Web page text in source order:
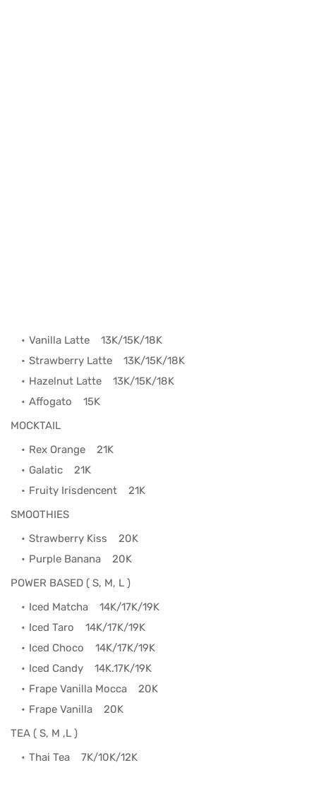
Vanilla Latte 13K/15K/18K
Strawberry Latte 13K/15K/18K
Hazelnut Latte 13K/15K/18K
Affogato 15K
MOCKTAIL
Rex Orange 21K
Galatic 21K
Fruity Irisdencent 21K
SMOOTHIES
Strawberry Kiss 20K
Purple Banana 20K
POWER BASED ( S, M, L )
Iced Matcha 14K/17K/19K
Iced Taro 14K/17K/19K
Iced Choco 14K/17K/19K
Iced Candy 14K.17K/19K
Frape Vanilla Mocca 20K
Frape Vanilla 20K
TEA ( S, M ,L )
Thai Tea 7K/10K/12K